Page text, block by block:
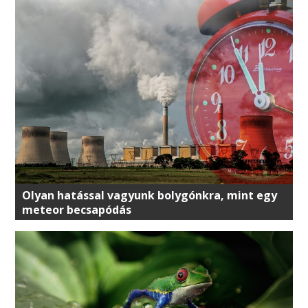
Olyan hatással vagyunk bolygónkra, mint egy
meteor becsapódás